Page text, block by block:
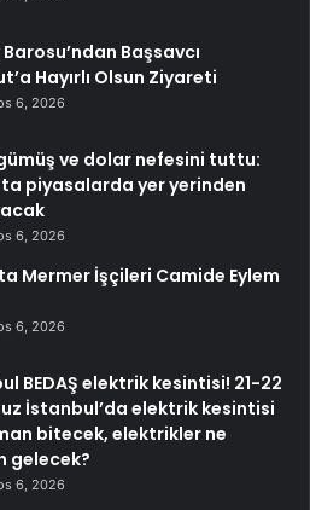
Başsavcı
Hayırlı Olsun Ziyareti
6, 2026
ve dolar nefesini tuttu:
piyasalarda yer yerinden
6, 2026
Mermer İşçileri Camide Eylem
6, 2026
BEDAŞ elektrik kesintisi! 21-22
İstanbul’da elektrik kesintisi
bitecek, elektrikler ne
gelecek?
6, 2026